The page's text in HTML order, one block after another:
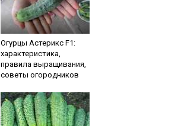
Огурцы Астерикс F1:
характеристика,
правила выращивания,
советы огородников